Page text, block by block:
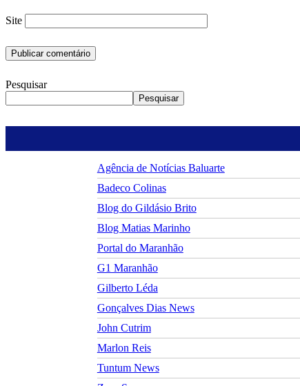
Site
Pesquisar
Pesquisar
Agência de Notícias Baluarte
Badeco Colinas
Blog do Gildásio Brito
Blog Matias Marinho
Portal do Maranhão
G1 Maranhão
Gilberto Léda
Gonçalves Dias News
John Cutrim
Marlon Reis
Tuntum News